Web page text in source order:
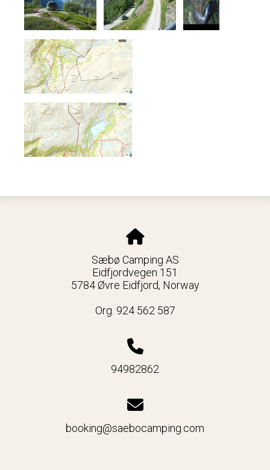
Sæbø Camping AS
Eidfjordvegen 151
5784 Øvre Eidfjord, Norway
Org. 924 562 587
94982862
booking@saebocamping.com